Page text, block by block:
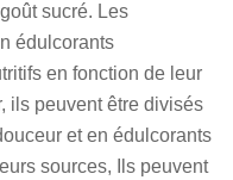
sucré. Les
édulcorants
en fonction de leur
ils peuvent être divisés
et en édulcorants
sources, Ils peuvent